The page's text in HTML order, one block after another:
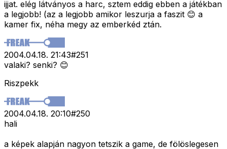
ijjat. elég látványos a harc, sztem eddig ebben a játékban
a legjobb! (az a legjobb amikor leszurja a faszit 😊 a
kamer fix, néha megy az emberkéd ztán.
2004.04.18. 21:43#251
valaki? senki? 😊
Riszpekk
2004.04.18. 20:10#250
hali
a képek alapján nagyon tetszik a game, de fölöslegesen